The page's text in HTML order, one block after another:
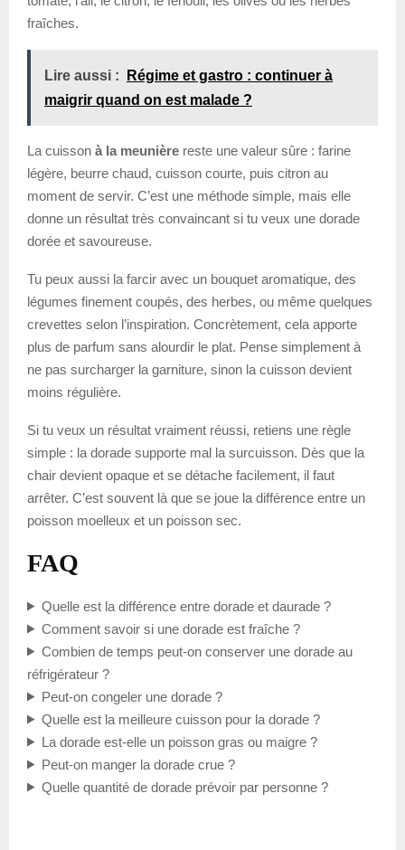
fraîches.
Lire aussi :
Régime et gastro : continuer à
maigrir quand on est malade ?
La cuisson à la meunière reste une valeur sûre : farine
légère, beurre chaud, cuisson courte, puis citron au
moment de servir. C’est une méthode simple, mais elle
donne un résultat très convaincant si tu veux une dorade
dorée et savoureuse.
Tu peux aussi la farcir avec un bouquet aromatique, des
légumes finement coupés, des herbes, ou même quelques
crevettes selon l’inspiration. Concrètement, cela apporte
plus de parfum sans alourdir le plat. Pense simplement à
ne pas surcharger la garniture, sinon la cuisson devient
moins régulière.
Si tu veux un résultat vraiment réussi, retiens une règle
simple : la dorade supporte mal la surcuisson. Dès que la
chair devient opaque et se détache facilement, il faut
arrêter. C’est souvent là que se joue la différence entre un
poisson moelleux et un poisson sec.
FAQ
Quelle est la différence entre dorade et daurade ?
Comment savoir si une dorade est fraîche ?
Combien de temps peut-on conserver une dorade au
réfrigérateur ?
Peut-on congeler une dorade ?
Quelle est la meilleure cuisson pour la dorade ?
La dorade est-elle un poisson gras ou maigre ?
Peut-on manger la dorade crue ?
Quelle quantité de dorade prévoir par personne ?